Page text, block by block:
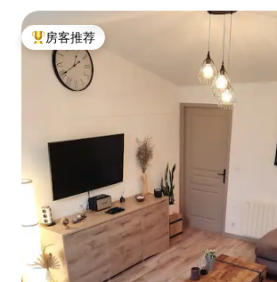
热门「房客推荐」
房客推荐